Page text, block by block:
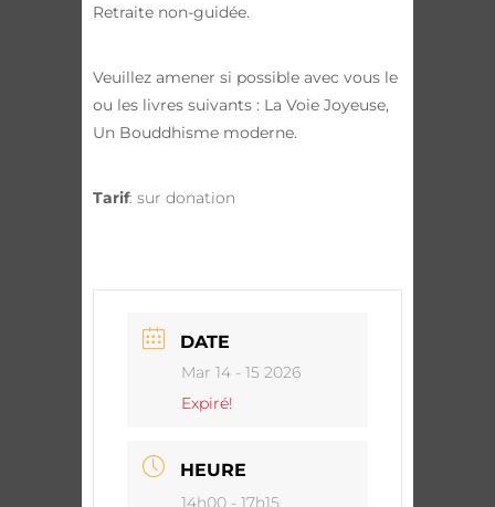
Retraite non-guidée.
Veuillez amener si possible avec vous le
ou les livres suivants : La Voie Joyeuse,
Un Bouddhisme moderne.
Tarif: sur donation
DATE
Mar 14 - 15 2026
Expiré!
HEURE
14h00 - 17h15